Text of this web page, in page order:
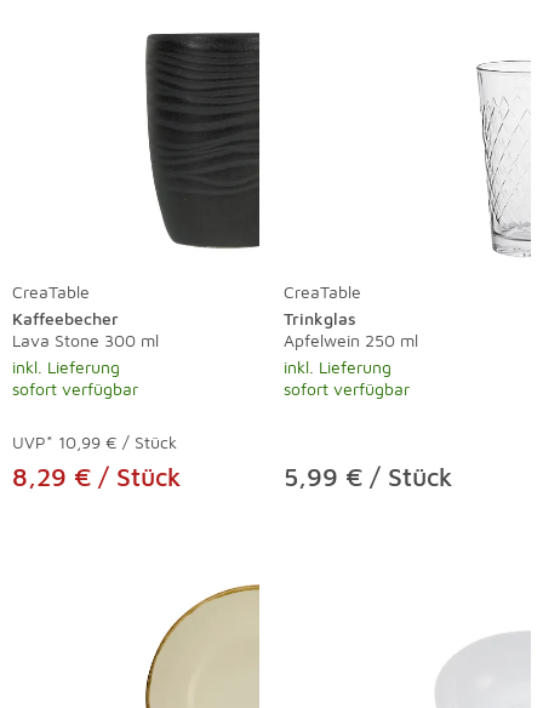
CreaTable
Kaffeebecher
Lava Stone 300 ml
inkl. Lieferung
sofort verfügbar
UVP* 10,99 € / Stück
8,29 € / Stück
CreaTable
Trinkglas
Apfelwein 250 ml
inkl. Lieferung
sofort verfügbar
5,99 € / Stück